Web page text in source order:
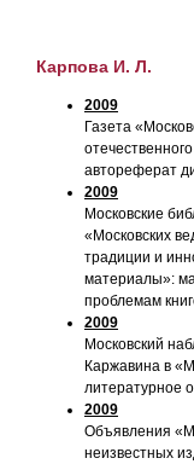
Карпова И. Л.
2009
Газета
автореферат
2009
Московские
«Московских
традиции и
материалы»:
проблемам
2009
Московский
Каржавина в
литературное
2009
Объявления
неизвестных